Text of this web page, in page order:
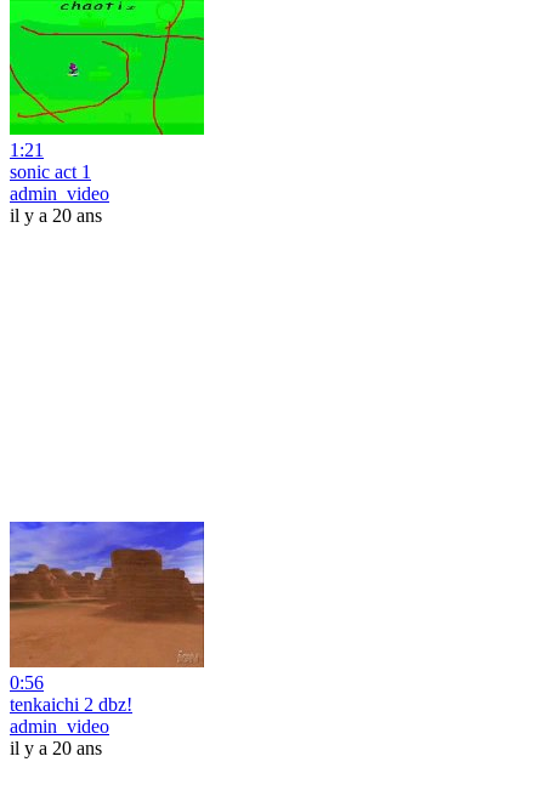
1:21
sonic act 1
admin_video
il y a 20 ans
0:56
tenkaichi 2 dbz!
admin_video
il y a 20 ans